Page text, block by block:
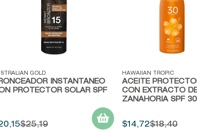
rápida
GOLD
INSTANTÁNEO
PROTECTOR SOLAR SPF
,15$25,19
Vista rápida
HAWAIIAN TROPIC
ACEITE
CON EXTRACTO
ZANAHORIA SPF 30
$14, 72$18,40